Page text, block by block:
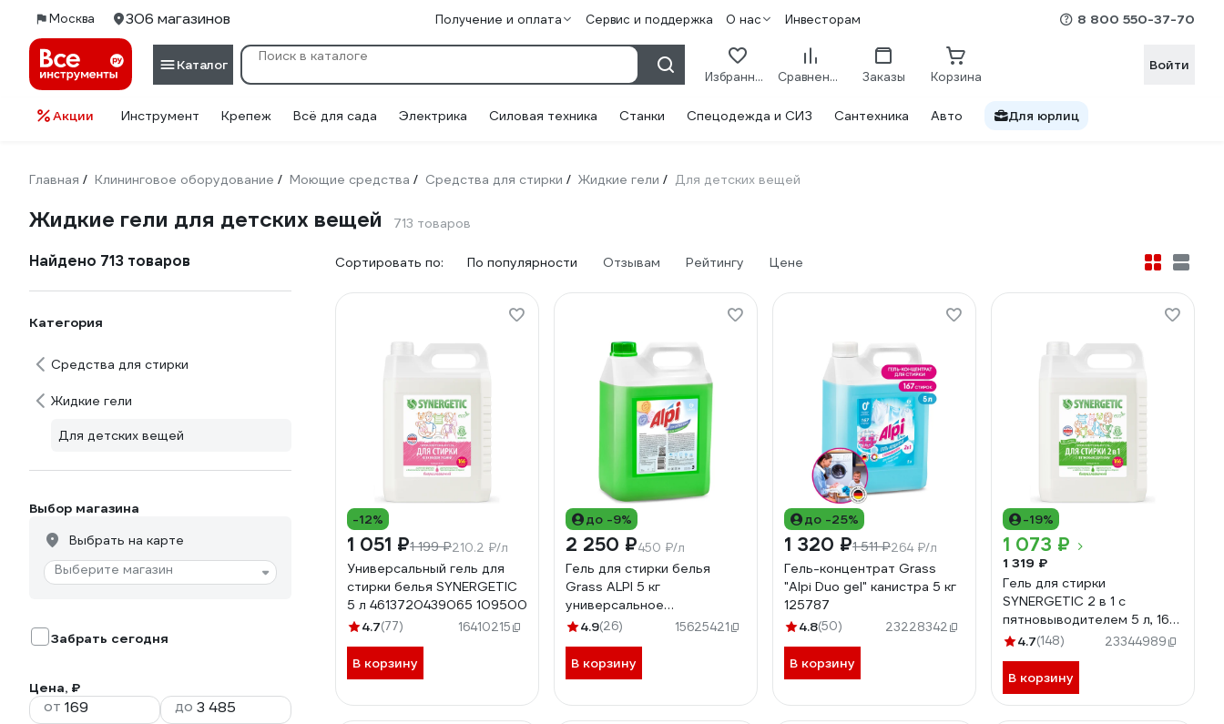
Москва 306 магазинов Получение и оплата Сервис и поддержка О нас Инвесторам 8 800 550-37-70
Каталог
Избранное Сравнение Заказы Корзина
Войти
Акции Инструмент Крепеж Всё для сада Электрика Силовая техника Станки Спецодежда и СИЗ Сантехника Авто Для юрлиц
Главная / Клининговое оборудование / Моющие средства / Средства для стирки / Жидкие гели / Для детских вещей
Жидкие гели для детских вещей 713 товаров
Найдено 713 товаров
Категория
Средства для стирки
Жидкие гели
Для детских вещей
Выбор магазина
Выбрать на карте
Выберите магазин
Забрать сегодня
Цена, ₽
от до
Сортировать по: По популярности Отзывам Рейтингу Цене
-12%
1 051 ₽1 199 ₽210.2 ₽/л
Универсальный гель для
стирки белья SYNERGETIC
5 л 4613720439065 109500
4.7(77) 16410215
В корзину
до -9%
2 250 ₽450 ₽/л
Гель для стирки белья
Grass ALPI 5 кг
универсальное
концентрированное
цветных вещей 125186
4.9(26) 15625421
В корзину
до -25%
1 320 ₽1 511 ₽264 ₽/л
Гель-концентрат Grass
"Alpi Duo gel" канистра 5 кг
125787
4.8(50) 23228342
В корзину
-19%
1 073 ₽
1 319 ₽
Гель для стирки
SYNERGETIC 2 в 1 c
пятновыводителем 5 л, 165
стирок 109804
4.7(148) 23344989
В корзину